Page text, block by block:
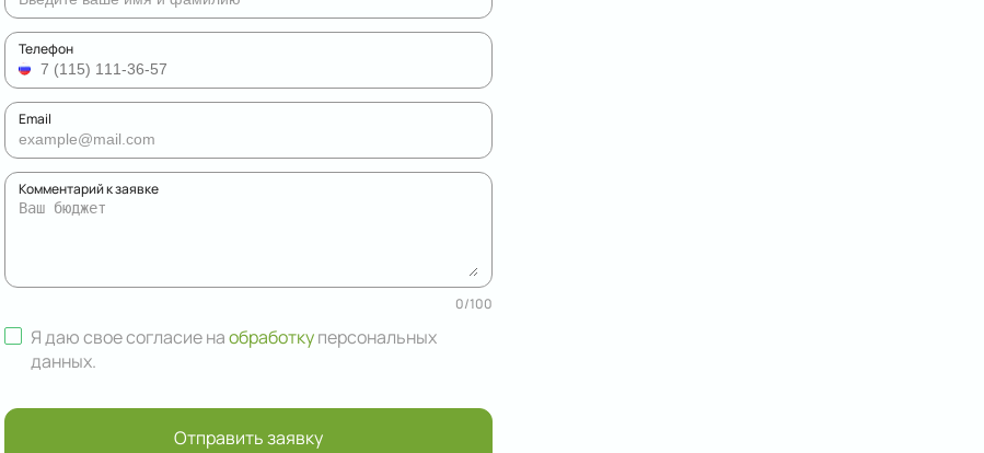
Телефон
Email
Комментарий к заявке
0/100
Я даю свое согласие наобработкуперсональных
данных.
Отправить заявку